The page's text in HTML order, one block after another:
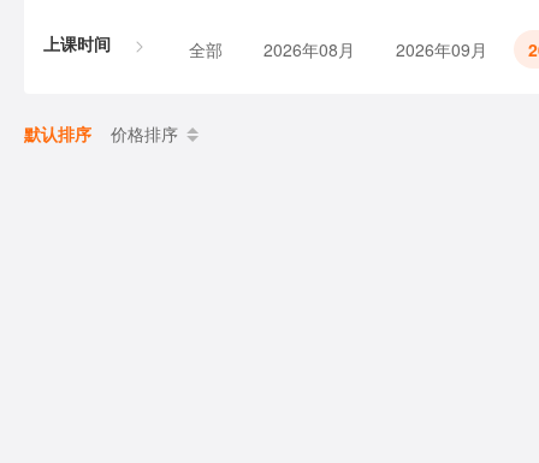
上课时间 全部 2026年08月 2026年09月
默认排序 价格排序